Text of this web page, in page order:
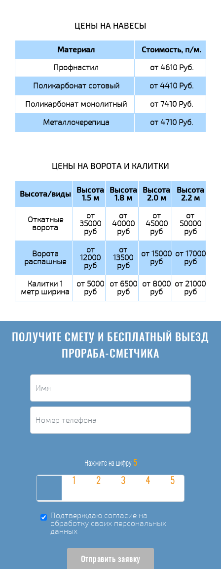
ЦЕНЫ НА НАВЕСЫ
Материал Стоимость, п/м.
Профнастил
от 4610 Руб.
Поликарбонат сотовый
от 4410 Руб.
Поликарбонат монолитный
от 7410 Руб.
Металлочерепица
от 4710 Руб.
ЦЕНЫ НА ВОРОТА И КАЛИТКИ
Высота/виды Высота
1.5 м
Высота
1.8 м
Высота
2.0 м
Высота
2.2 м
Откатные
ворота
от
35000
руб
от
40000
руб
от
45000
руб
от
50000
руб
Ворота
распашные
от
12000
руб
от
13500
руб
от 15000
руб
от 17000
руб
Калитки 1
метр ширина
от 5000
руб
от 6500
руб
от 8000
руб
от 21000
руб
ПОЛУЧИТЕ СМЕТУ И БЕСПЛАТНЫЙ ВЫЕЗД
ПРОРАБА-СМЕТЧИКА
Нажмите на цифру 5
Подтверждаю согласие на
обработку своих персональных
данных
Отправить заявку